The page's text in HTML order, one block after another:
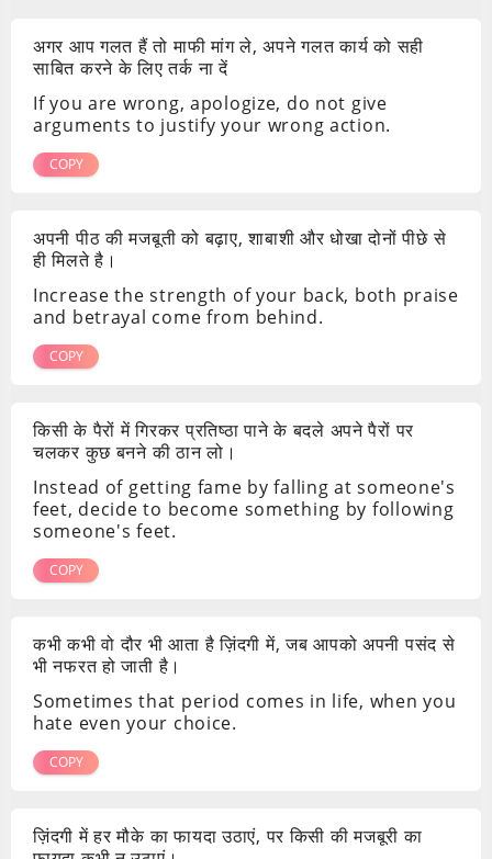
अगर आप गलत हैं तो माफी मांग ले, अपने गलत कार्य को सही
साबित करने के लिए तर्क ना दें
If you are wrong, apologize, do not give
arguments to justify your wrong action.
COPY
अपनी पीठ की मजबूती को बढ़ाए, शाबाशी और धोखा दोनों पीछे से
ही मिलते है।
Increase the strength of your back, both praise
and betrayal come from behind.
COPY
किसी के पैरों में गिरकर प्रतिष्ठा पाने के बदले अपने पैरों पर
चलकर कुछ बनने की ठान लो।
Instead of getting fame by falling at someone's
feet, decide to become something by following
someone's feet.
COPY
कभी कभी वो दौर भी आता है ज़िंदगी में, जब आपको अपनी पसंद से
भी नफरत हो जाती है।
Sometimes that period comes in life, when you
hate even your choice.
COPY
ज़िंदगी में हर मौके का फायदा उठाएं, पर किसी की मजबूरी का